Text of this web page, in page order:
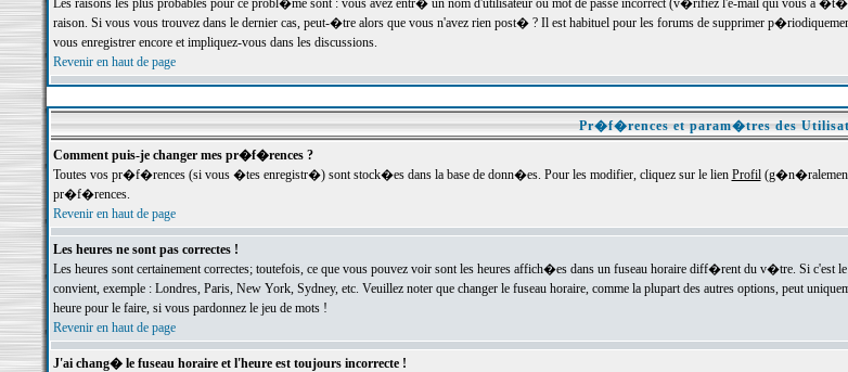
Les raisons les plus probables pour ce probl�me sont : vous avez entr� un nom d'utilisateur ou mot de passe incorrect (v�rifiez l'e-mail qui vous a
raison. Si vous vous trouvez dans le dernier cas, peut-�tre alors que vous n'avez rien post� ? Il est habituel pour les forums de supprimer
vous enregistrer encore et impliquez-vous dans les discussions.
Revenir en haut de page
Pr�f�rences et param�tres des
Comment puis-je changer mes pr�f�rences ?
Toutes vos pr�f�rences (si vous �tes enregistr�) sont stock�es dans la base de donn�es. Pour les modifier, cliquez sur le lien Profil(g�n�ralement
pr�f�rences.
Revenir en haut de page
Les heures ne sont pas correctes !
Les heures sont certainement correctes; toutefois, ce que vous pouvez voir sont les heures affich�es dans un fuseau horaire diff�rent du v�tre. Si
convient, exemple : Londres, Paris, New York, Sydney, etc. Veuillez noter que changer le fuseau horaire, comme la plupart des autres options, peut
heure pour le faire, si vous pardonnez le jeu de mots !
Revenir en haut de page
J'ai chang� le fuseau horaire et l'heure est toujours incorrecte !